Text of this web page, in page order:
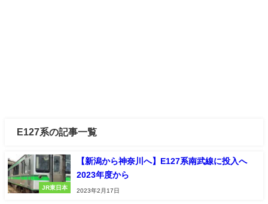
E127系の記事一覧
JR東日本
【新潟から神奈川へ】E127系南武線に投入へ
2023年度から
2023年2月17日